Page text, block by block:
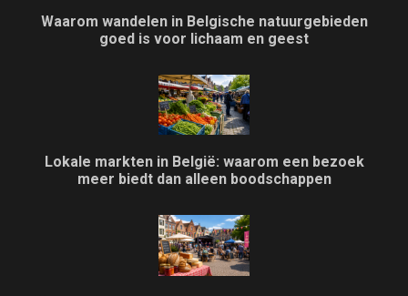
Waarom wandelen in Belgische natuurgebieden
goed is voor lichaam en geest
Lokale markten in België: waarom een bezoek
meer biedt dan alleen boodschappen